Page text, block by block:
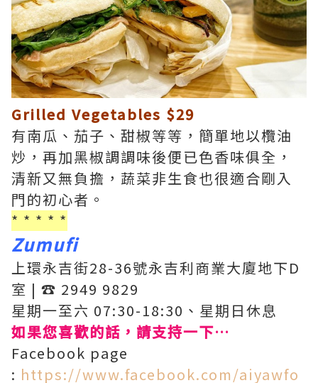
Grilled Vegetables $29
有南瓜、茄子、甜椒等等，簡單地以欖油
炒，再加黑椒調調味後便已色香味俱全，
清新又無負擔，蔬菜非生食也很適合剛入
門的初心者。
* * * * *
Zumufi
上環永吉街28-36號永吉利商業大廈地下D
室 | ☎️ 2949 9829
星期一至六 07:30-18:30、星期日休息
如果您喜歡的話，請支持一下…
Facebook page
: https://www.facebook.com/aiyawfo